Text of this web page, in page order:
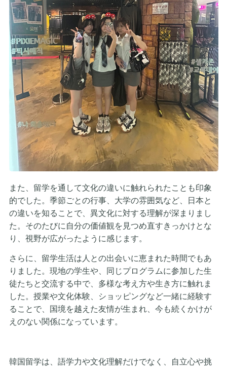
また、留学を通して文化の違いに触れられたことも印象
的でした。季節ごとの行事、大学の雰囲気など、日本と
の違いを知ることで、異文化に対する理解が深まりまし
た。そのたびに自分の価値観を見つめ直すきっかけとな
り、視野が広がったように感じます。
さらに、留学生活は人との出会いに恵まれた時間でもあ
りました。現地の学生や、同じプログラムに参加した生
徒たちと交流する中で、多様な考え方や生き方に触れま
した。授業や文化体験、ショッピングなど一緒に経験す
ることで、国境を越えた友情が生まれ、今も続くかけが
えのない関係になっています。
韓国留学は、語学力や文化理解だけでなく、自立心や挑